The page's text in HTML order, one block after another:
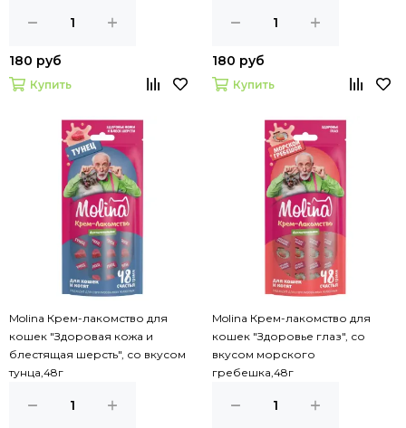
180 руб
Купить
180 руб
Купить
Molina Крем-лакомство для
кошек "Здоровая кожа и
блестящая шерсть", со вкусом
тунца,48г
Molina Крем-лакомство для
кошек "Здоровье глаз", со
вкусом морского
гребешка,48г